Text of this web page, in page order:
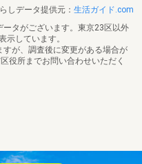
しデータ提供元： 生活ガイド.com
タがございます。東京23区以外
示しています。
が、調査後に変更がある場合が
役所までお問い合わせいただく